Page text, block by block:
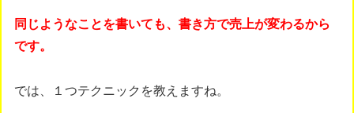
同じようなことを書いても、書き方で売上が変わるから
です。
では、１つテクニックを教えますね。